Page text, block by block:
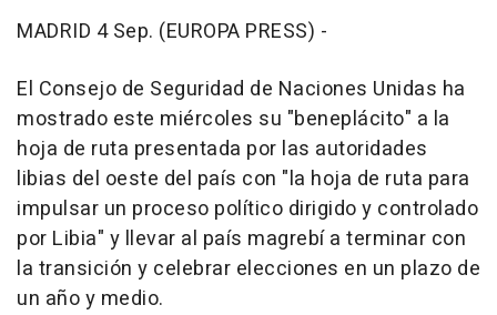
MADRID 4 Sep. (EUROPA PRESS) -
El Consejo de Seguridad de Naciones Unidas ha
mostrado este miércoles su "beneplácito" a la
hoja de ruta presentada por las autoridades
libias del oeste del país con "la hoja de ruta para
impulsar un proceso político dirigido y controlado
por Libia" y llevar al país magrebí a terminar con
la transición y celebrar elecciones en un plazo de
un año y medio.